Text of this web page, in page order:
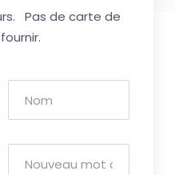
Pas de carte de